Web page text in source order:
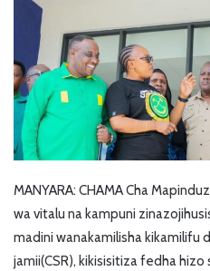
MANYARA: CHAMA Cha
wa vitalu na kampuni
madini wanakamilisha kikamilifu
jamii(CSR), kikisisitiza fedha hizo